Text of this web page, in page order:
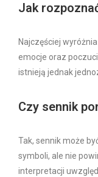
Jak
Najczęściej
emocje oraz
istnieją jednak
Czy sennik
Tak, sennik może
symboli, ale nie
interpretacji